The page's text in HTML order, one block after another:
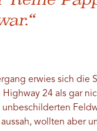
erwies sich die
24 als gar
wollten aber